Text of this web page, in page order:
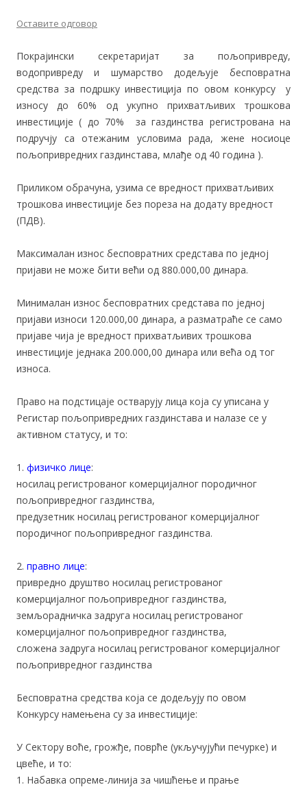
Оставите одговор
Покрајински секретаријат за пољопривреду,
водопривреду и шумарство додељује бесповратна
средства за подршку инвестиција по овом конкурсу у
износу до 60% од укупно прихватљивих трошкова
инвестиције ( до 70% за газдинства регистрована на
подручју са отежаним условима рада, жене носиоце
пољопривредних газдинстава, млађе од 40 година ).
Приликом обрачуна, узима се вредност прихватљивих
трошкова инвестиције без пореза на додату вредност
(ПДВ).
Максималан износ бесповратних средстава по једној
пријави не може бити већи од 880.000,00 динара.
Минималан износ бесповратних средстава по једној
пријави износи 120.000,00 динара, а разматраће се само
пријаве чија је вредност прихватљивих трошкова
инвестиције једнака 200.000,00 динара или већа од тог
износа.
Право на подстицаје остварују лица која су уписана у
Регистар пољопривредних газдинстава и налазе се у
активном статусу, и то:
1. физичко лице:
носилац регистрованог комерцијалног породичног
пољопривредног газдинства,
предузетник носилац регистрованог комерцијалног
породичног пољопривредног газдинства.
2. правно лице:
привредно друштво носилац регистрованог
комерцијалног пољопривредног газдинства,
земљорадничка задруга носилац регистрованог
комерцијалног пољопривредног газдинства,
сложена задруга носилац регистрованог комерцијалног
пољопривредног газдинства
Бесповратна средства која се додељују по овом
Конкурсу намењена су за инвестиције:
У Сектору воће, грожђе, поврће (укључујући печурке) и
цвеће, и то:
1. Набавка опреме-линија за чишћење и прање